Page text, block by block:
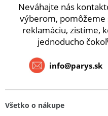
Neváhajte nás
výberom, pomôžeme
reklamáciu, zistíme,
jednoducho
info@parys.sk
Všetko o nákupe